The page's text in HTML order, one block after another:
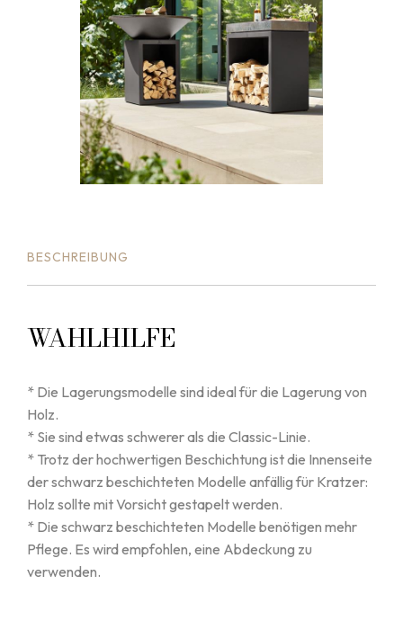
BESCHREIBUNG
WAHLHILFE
* Die Lagerungsmodelle sind ideal für die Lagerung von
Holz.
* Sie sind etwas schwerer als die Classic-Linie.
* Trotz der hochwertigen Beschichtung ist die Innenseite
der schwarz beschichteten Modelle anfällig für Kratzer:
Holz sollte mit Vorsicht gestapelt werden.
* Die schwarz beschichteten Modelle benötigen mehr
Pflege. Es wird empfohlen, eine Abdeckung zu
verwenden.